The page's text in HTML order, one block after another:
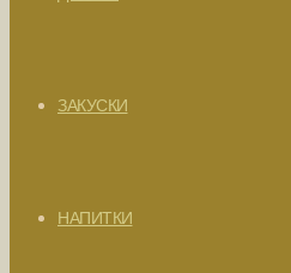
ЗАКУСКИ
НАПИТКИ